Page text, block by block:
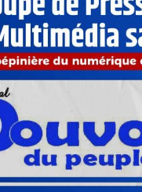
du ministre de la
élargie
en finances publiques